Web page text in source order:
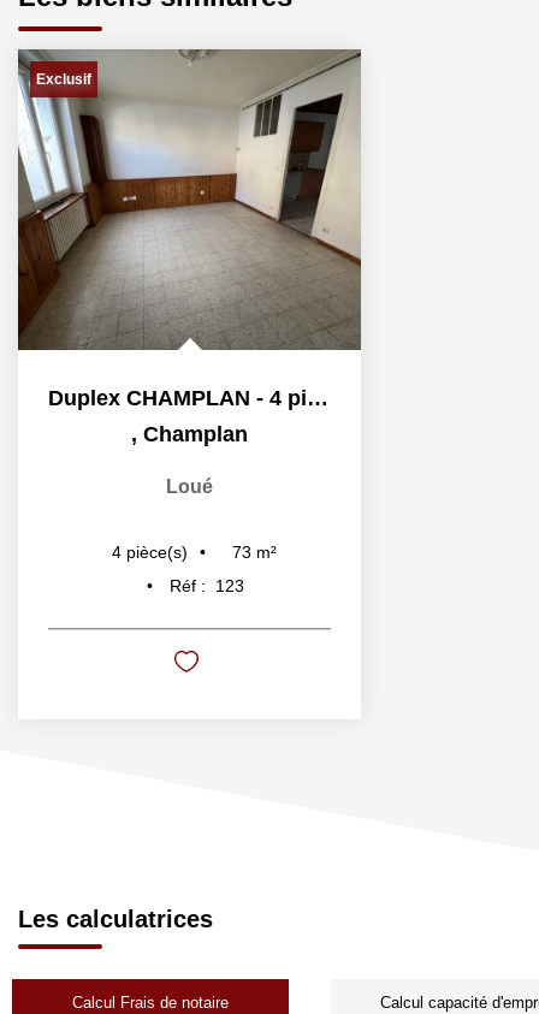
Exclusif
Duplex CHAMPLAN - 4 pièce(s) - 72.52 m2
, Champlan
Loué
4 pièce(s) 73 m²
Réf :
123
Les calculatrices
Calcul Frais de notaire Calcul capacité